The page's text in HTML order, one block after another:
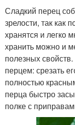
Сладкий перец
зрелости, так как
хранятся и легко
хранить можно и
полезных
перцем: срезать
полностью
перца быстро
полке с